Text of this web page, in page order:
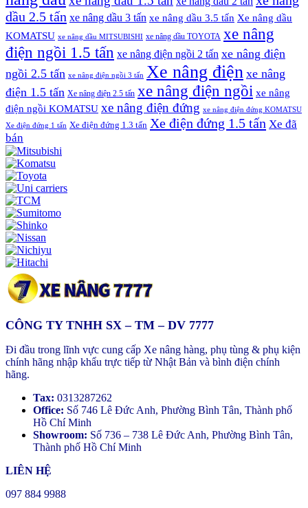
dầu 2.5 tấn xe nâng dầu 3 tấn xe nâng dầu 3.5 tấn Xe nâng dầu
KOMATSU xe nâng dầu MITSUBISHI xe nâng dầu TOYOTA xe nâng
điện ngồi 1.5 tấn xe nâng điện ngồi 2 tấn xe nâng điện
ngồi 2.5 tấn xe nâng điện ngồi 3 tấn Xe nâng điện xe nâng
điện 1.5 tấn Xe nâng điện 2.5 tấn xe nâng điện ngồi xe nâng
điện ngồi KOMATSU xe nâng điện đứng xe nâng điện đứng KOMATSU
Xe điện đứng 1 tấn Xe điện đứng 1.3 tấn Xe điện đứng 1.5 tấn Xe đã
bán
CÔNG TY TNHH SX – TM – DV 7777
Đi đầu trong lĩnh vực cung cấp Xe nâng hàng, phụ tùng & phụ kiện
chính hãng nhập khẩu trực tiếp từ Nhật Bản và bình điện chính
hãng.
Tax: 0313287262
Office: Số 746 Lê Đức Anh, Phường Bình Tân, Thành phố
Hồ Chí Minh
Showroom: Số 736 – 738 Lê Đức Anh, Phường Bình Tân,
Thành phố Hồ Chí Minh
LIÊN HỆ
097 884 9988